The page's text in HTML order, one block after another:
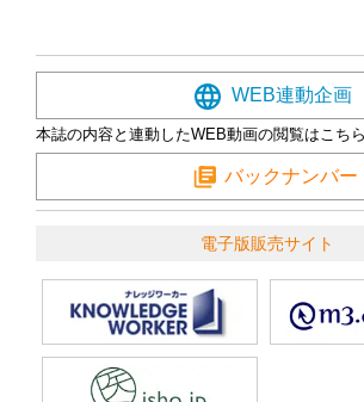
WEB連動企画
本誌の内容と連動したWEB動画の閲覧はこちら
バックナンバー
電子版販売サイト